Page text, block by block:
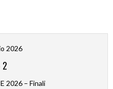
2026
2
2026 – Finali